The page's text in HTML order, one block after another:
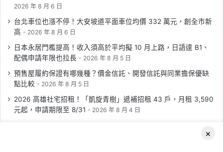
社會住宅,社宅, 社會住宅, 社會住宅抽
2026-05-29
2026 台南社會住宅：新
都安居 A 候補招租至
戶，申請資格與租金整理
2026 年 8 月 6 日
台北車位也漲不停！大安坡道平面車位均價 332 萬元，創全市新
高
2026 年 8 月 6 日
日本永居門檻提高！收入須高於平均擬 10 月上路，日語達 B1、
配偶申請年限也拉長
2026 年 8 月 5 日
預售屋履約保證有哪幾種？價金信託、開發信託與同業擔保優缺
點比較
2026 年 8 月 5 日
2026 高雄社宅招租！「凱旋青樹」遞補招租 43 戶，月租 3,590
元起，申請期限至 8/31
2026 年 8 月 4 日
×